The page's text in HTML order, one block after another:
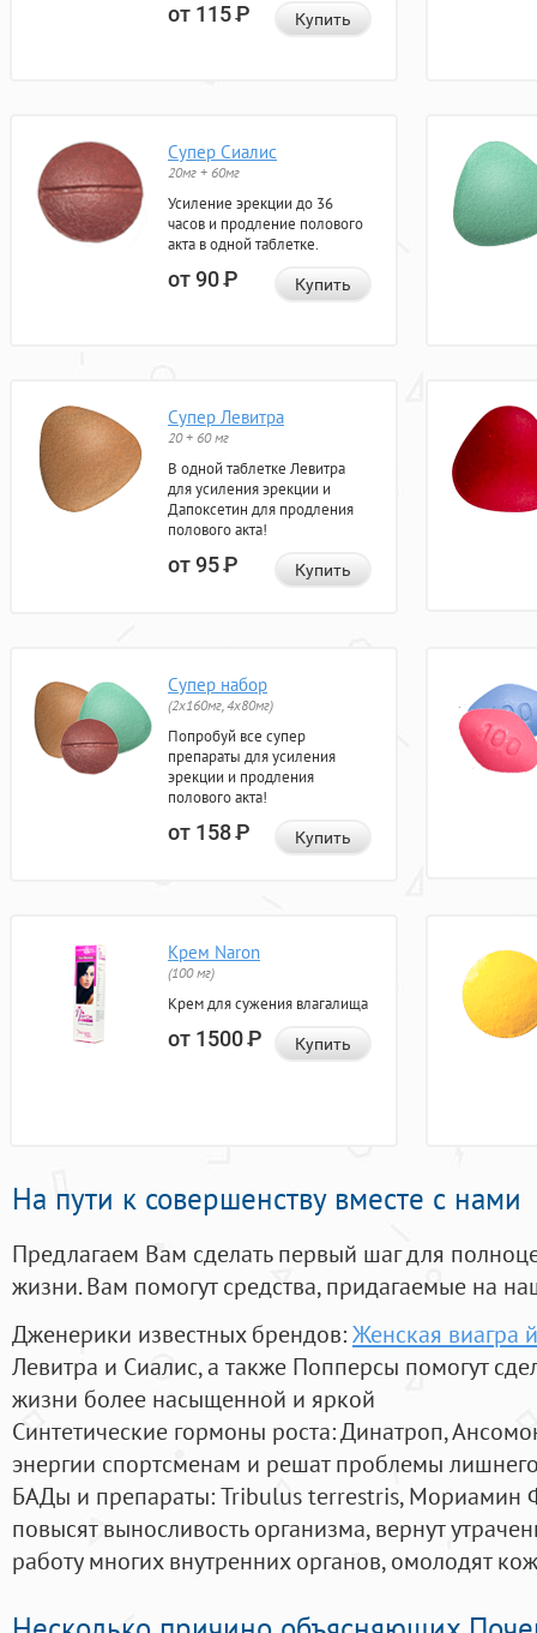
от 115Р Купить
Супер Сиалис
20мг + 60мг
Усиление эрекции до 36
часов и продление полового
акта в одной таблетке.
от 90Р Купить
Супер Левитра
20 + 60 мг
В одной таблетке Левитра
для усиления эрекции и
Дапоксетин для продления
полового акта!
от 95Р Купить
Супер набор
(2х160мг, 4х80мг)
Попробуй все супер
препараты для усиления
эрекции и продления
полового акта!
от 158Р Купить
Крем Naron
(100 мг)
Крем для сужения влагалища
от 1500Р Купить
На пути к совершенству вместе с нами
Предлагаем Вам сделать первый шаг для
жизни. Вам помогут средства, придагаемые на
Дженерики известных брендов:Женская виагра
Левитра и Сиалис, а также Попперсы помогут
жизни более насыщенной и яркой
Синтетические гормоны роста: Динатроп,
энергии спортсменам и решат проблемы
БАДы и препараты:Tribulus terrestris, Мориамин
повысят выносливость организма, вернут
работу многих внутренних органов, омолодят